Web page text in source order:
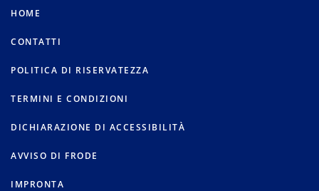
HOME
CONTATTI
POLITICA DI RISERVATEZZA
TERMINI E CONDIZIONI
DICHIARAZIONE DI ACCESSIBILITÀ
AVVISO DI FRODE
IMPRONTA